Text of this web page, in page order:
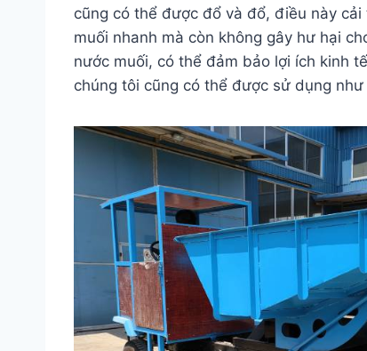
cũng có thể được đổ và đổ, điều này
muối nhanh mà còn không gây hư hại
nước muối, có thể đảm bảo lợi ích kinh
chúng tôi cũng có thể được sử dụng